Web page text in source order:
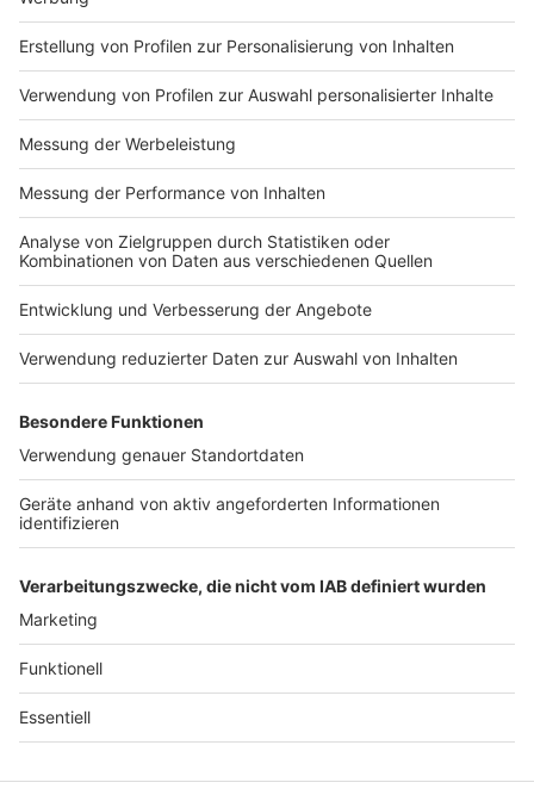
Impressum
Nutzungsbedingungen
Jobs
Presse
Werben
Archiv
ANTENNE BAYERN GROUP
Stiftung ANTENNE BAYERN
hilft
Teilnahmebedingungen
Grounding Page ANTENNE
BAYERN
Kontakt
Studio-Hotline
Verkehrs-Hotline
Datenschutz­erklärung
Newsletter